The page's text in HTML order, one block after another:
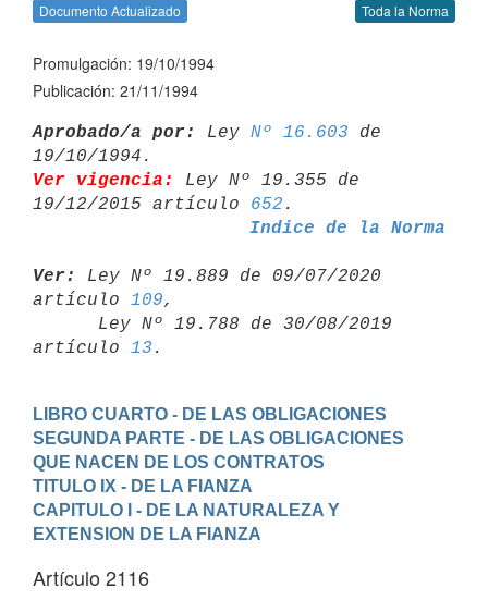
Documento Actualizado Toda la Norma
Promulgación: 19/10/1994
Publicación: 21/11/1994
Aprobado/a por: Ley Nº 16.603 de
Ver vigencia:
Ley Nº 19.355 de
19/12/2015 artículo 652
Indice de la Norma
Ver:
Ley Nº 19.889 de 09/07/2020
artículo 109,
artículo 13
LIBRO CUARTO - DE LAS OBLIGACIONES
SEGUNDA PARTE - DE LAS OBLIGACIONES
QUE NACEN DE LOS CONTRATOS
TITULO IX - DE LA FIANZA
CAPITULO I - DE LA NATURALEZA Y
EXTENSION DE LA FIANZA
Artículo 2116